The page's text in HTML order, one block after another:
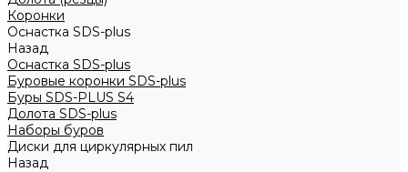
Коронки
Оснастка SDS-plus
Назад
Оснастка SDS-plus
Буровые коронки SDS-plus
Буры SDS-PLUS S4
Долота SDS-plus
Наборы буров
Диски для циркулярных пил
Назад